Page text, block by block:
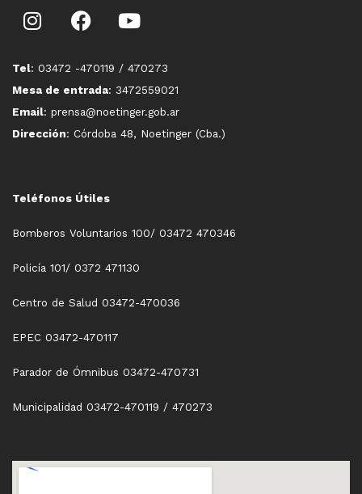
Tel: 03472 -470119 / 470273
Mesa de entrada: 3472559021
Email: prensa@noetinger.gob.ar
Dirección: Córdoba 48, Noetinger (Cba.)
Teléfonos Útiles
Bomberos Voluntarios 100/ 03472 470346
Policía 101/ 0372 471130
Centro de Salud 03472-470036
EPEC 03472-470117
Parador de Ómnibus 03472-470731
Municipalidad 03472-470119 / 470273